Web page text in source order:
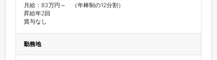
月給：83万円～　（年棒制の12分割）
昇給年2回
賞与なし
勤務地